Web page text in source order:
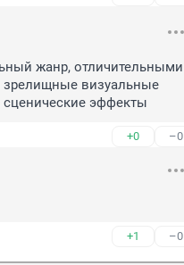
жанр, отличительными
зрелищные визуальные
эффекты
+0 –0
+1 –0